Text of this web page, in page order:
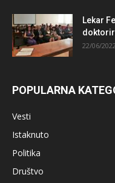
Lekar
22/06/2022
POPULARNA
Vesti
Istaknuto
Politika
Društvo